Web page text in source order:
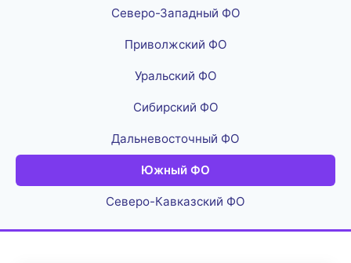
Северо-Западный ФО
Приволжский ФО
Уральский ФО
Сибирский ФО
Дальневосточный ФО
Южный ФО
Северо-Кавказский ФО